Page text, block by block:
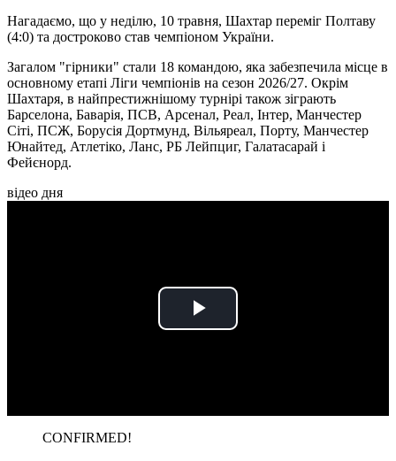
Нагадаємо, що у неділю, 10 травня, Шахтар переміг Полтаву
(4:0) та достроково став чемпіоном України.
Загалом "гірники" стали 18 командою, яка забезпечила місце в
основному етапі Ліги чемпіонів на сезон 2026/27. Окрім
Шахтаря, в найпрестижнішому турнірі також зіграють
Барселона, Баварія, ПСВ, Арсенал, Реал, Інтер, Манчестер
Сіті, ПСЖ, Борусія Дортмунд, Вільяреал, Порту, Манчестер
Юнайтед, Атлетіко, Ланс, РБ Лейпциг, Галатасарай і
Фейєнорд.
відео дня
Play
CONFIRMED!